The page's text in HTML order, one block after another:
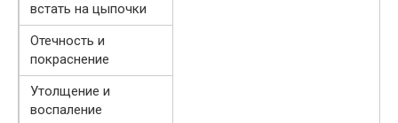
встать на цыпочки
Отечность и
покраснение
Утолщение и
воспаление